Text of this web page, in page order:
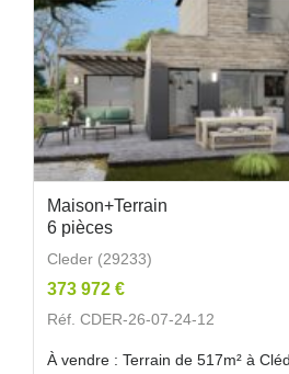
Maison+Terrain
6 pièces
Cleder (29233)
373 972 €
Réf. CDER-26-07-24-12
À vendre : Terrain de 517m² à